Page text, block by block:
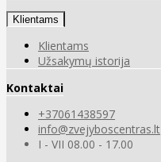
Klientams
Klientams
Užsakymų istorija
Kontaktai
+37061438597
info@zvejyboscentras.lt
I - VII 08.00 - 17.00